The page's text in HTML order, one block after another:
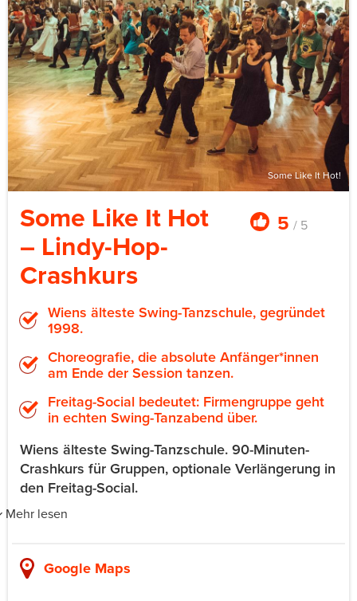
Die Booth fasst bis zu vier Mikrofone. Ein größerer
Soundbricks-Raum nimmt größere Gruppen im
Rotationsprinzip. Zwei-Stunden-Studio-Einheiten ab 120
€ netto pro Firma. Workshop-Preise auf Anfrage.
Some Like It Hot!
Some Like It Hot
– Lindy-Hop-
Crashkurs
5 / 5
Wiens älteste Swing-Tanzschule, gegründet
1998.
Choreografie, die absolute Anfänger*innen
am Ende der Session tanzen.
Freitag-Social bedeutet: Firmengruppe geht
in echten Swing-Tanzabend über.
Wiens älteste Swing-Tanzschule. 90-Minuten-
Crashkurs für Gruppen, optionale Verlängerung in
den Freitag-Social.
Mehr lesen
Charleston, Balboa und Shag in Wien. Die Schule ist
mindestens so sehr Wiener Swing-Community wie
Google Maps